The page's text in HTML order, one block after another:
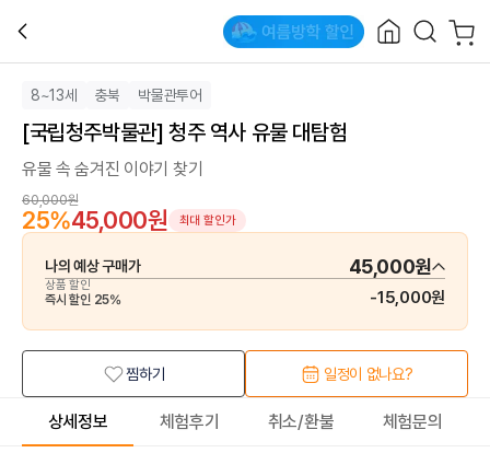
8~13세 충북 박물관투어
[국립청주박물관] 청주 역사 유물 대탐험
유물 속 숨겨진 이야기 찾기
60,000원
25%45,000원 최대 할인가
나의 예상 구매가 45,000원
상품 할인
즉시 할인 25% -15,000원
찜하기 일정이 없나요?
상세정보 체험후기 취소/환불 체험문의